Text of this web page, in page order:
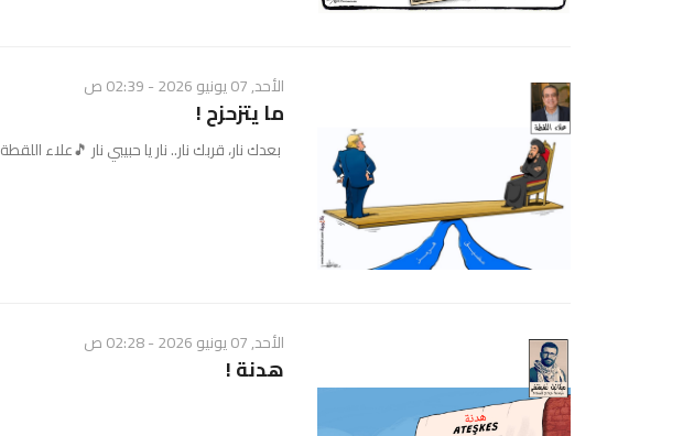
الأحد, 07 يونيو 2026 - 02:39 ص
ما يتزحزح !
بعدك نار، قربك نار.. نار يا حبيبي نار 🎵علاء اللقطة
الأحد, 07 يونيو 2026 - 02:28 ص
هدنة !